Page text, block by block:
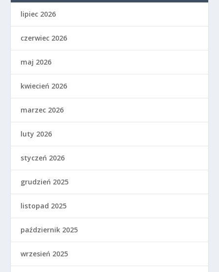
lipiec 2026
czerwiec 2026
maj 2026
kwiecień 2026
marzec 2026
luty 2026
styczeń 2026
grudzień 2025
listopad 2025
październik 2025
wrzesień 2025